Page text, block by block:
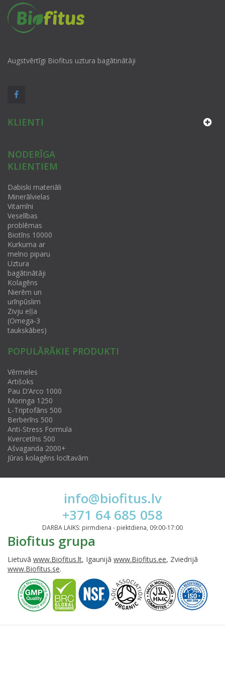
Augstvērtīgi Biofitus uztura bagātinātāji
KLIENTI
NODERĪGA
KLIENTIEM
Dabiski materiāli
Minerālvielas
Vitamīni
Veselības
problēmas
Biotīns 10000
Kurkuma ar
melno piparu
Uztura
bagātinātāji
Kolagēns
Nierēm un
urīnpūslim
Zivju eļļa
(Omega-3
taukskābes)
POPULĀRĀKIE PRODUKTI
Vērmeles
Artišoks
Pau D’Arco 1000
Moringa 1250
L-Triptofāns 500
Berberīns 500
Anti-Stress Formula
Kvercetīns 500
Ašvaganda 2000+
Jūras kolagēns locītavām
info@biofitus.lv
+371 64 685 058
DARBA LAIKS: pirmdiena - piektdiena, 09:00-17:00
Biofitus grupa
Lietuvā www.Biofitus.lt, Igaunijā www.Biofitus.ee, Zviedrijā
www.Biofitus.se.